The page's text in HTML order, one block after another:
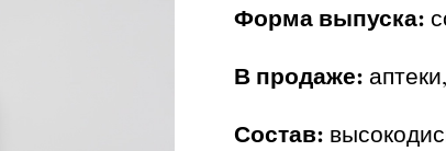
Форма выпуска:
В продаже:
Состав: